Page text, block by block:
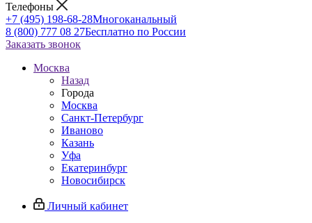
Телефоны
+7 (495) 198-68-28Многоканальный
8 (800) 777 08 27Бесплатно по России
Заказать звонок
Москва
Назад
Города
Москва
Санкт-Петербург
Иваново
Казань
Уфа
Екатеринбург
Новосибирск
Личный кабинет